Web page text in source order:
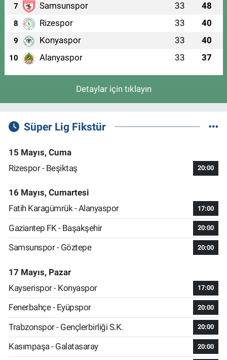
7 Samsunspor 33 48
8 Rizespor 33 40
9 Konyaspor 33 40
10 Alanyaspor 33 37
Detaylar için tıklayın
Süper Lig Fikstür
15 Mayıs, Cuma
Rizespor - Beşiktaş
20:00
16 Mayıs, Cumartesi
Fatih Karagümrük - Alanyaspor
17:00
Gaziantep FK - Başakşehir 20:00
Samsunspor - Göztepe 20:00
17 Mayıs, Pazar
Kayserispor - Konyaspor
17:00
Fenerbahçe - Eyüpspor 20:00
Trabzonspor - Gençlerbirliği S.K. 20:00
Kasımpaşa - Galatasaray 20:00